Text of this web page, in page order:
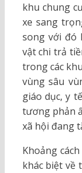
khu chung
xe sang
song với đó
vật chi trả
trong các
vùng sâu
giáo dục, y
tương phản
xã hội đang
Khoảng
khác biệt về